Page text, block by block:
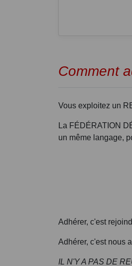
Comment
Vous exploitez un
La FÉDÉRATION
un même langage,
Adhérer, c'est
Adhérer, c'est nous
IL N'Y A PAS DE